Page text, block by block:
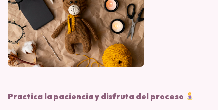
Practica la paciencia y disfruta del proceso